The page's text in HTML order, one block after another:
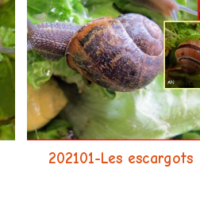
202101-Les escargots